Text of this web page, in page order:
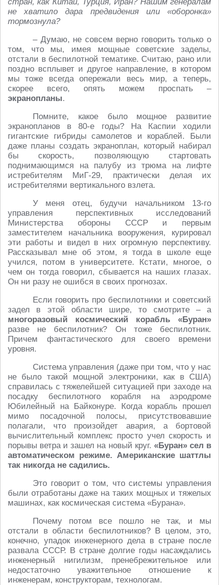
не хватило дара предвидения или «оборонка»
тормознула?
– Думаю, не совсем верно говорить только о
том, что мы, имея мощные советские заделы,
отстали в беспилотной тематике. Считаю, рано или
поздно всплывет и другое направление, в котором
мы тоже всегда опережали весь мир, а теперь,
скорее всего, опять можем проспать –
экранопланы.
Помните, какое было мощное развитие
экранопланов в 80-е годы? На Каспии ходили
гигантские гибриды самолетов и кораблей. Были
даже планы создать экраноплан, который набирал
бы скорость, позволяющую стартовать
поднимающимся на палубу из трюма на лифте
истребителям МиГ-29, практически делая их
истребителями вертикального взлета.
У меня отец, будучи начальником 13-го
управления перспективных исследований
Министерства обороны СССР и первым
заместителем начальника вооружения, курировал
эти работы и видел в них огромную перспективу.
Рассказывал мне об этом, я тогда в школе еще
учился, потом в университете. Кстати, многое, о
чем он тогда говорил, сбывается на наших глазах.
Он ни разу не ошибся в своих прогнозах.
Если говорить про беспилотники и советский
задел в этой области шире, то смотрите – а
многоразовый космический корабль «Буран»
разве не беспилотник? Он тоже беспилотник.
Причем фантастического для своего времени
уровня.
Система управления (даже при том, что у нас
не было такой мощной электроники, как в США)
справилась с тяжелейшей ситуацией при заходе на
посадку беспилотного корабля на аэродроме
Юбилейный на Байконуре. Когда корабль прошел
мимо посадочной полосы, присутствовавшие
полагали, что произойдет авария, а бортовой
вычислительный комплекс просто учел скорость и
порывы ветра и зашел на новый круг. «Буран» сел в
автоматическом режиме. Американские шаттлы
так никогда не садились.
Это говорит о том, что системы управления
были отработаны даже на таких мощных и тяжелых
машинах, как космическая система «Бурана».
Почему потом все пошло не так, и мы
отстали в области беспилотников? В целом, это,
конечно, упадок инженерного дела в стране после
развала СССР. В стране долгие годы насаждались
инженерный нигилизм, пренебрежительное или
недостаточно уважительное отношение к
инженерам, конструкторам, технологам.